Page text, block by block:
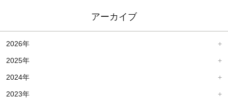
アーカイブ
2026年
2025年
2024年
2023年